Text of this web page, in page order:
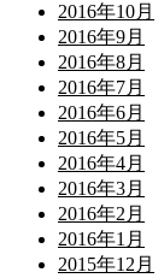
2016年10月
2016年9月
2016年8月
2016年7月
2016年6月
2016年5月
2016年4月
2016年3月
2016年2月
2016年1月
2015年12月